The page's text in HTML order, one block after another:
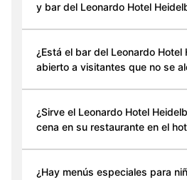
y bar del Leonardo Hotel
¿Está el bar del Leonardo Hotel
abierto a visitantes que no se
¿Sirve el Leonardo Hotel
cena en su restaurante en el
¿Hay menús especiales para